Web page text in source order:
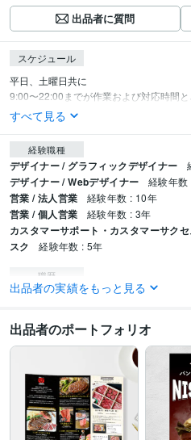
出品者に質問
スケジュール
平日、土曜日共に
9:00〜22:00までが作業および対応時間と
すべて見る
経験職種
デザイナー / グラフィックデザイナー
デザイナー / Webデザイナー 経験年数
営業 / 法人営業 経験年数 : 10年
営業 / 個人営業 経験年数 : 3年
カスタマーサポート・カスタマーサク
スク
経験年数 : 5年
職歴
大和無線電器株式会社 2018年3月 ~
株式会社ＫＤＤＩエボルバコールアドバ
DtL Design 2023年3月 ~ 現在
普通自動車第一種運転免許 取得年 :
プログラミング言語・フレームワーク
HTML:2年CSS:2年
出品者の実績をもっと見る
出品者のポートフォリオ